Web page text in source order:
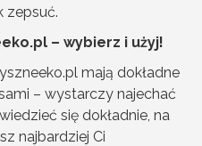
zepsuć.
– wybierz i użyj!
mają dokładne
– wystarczy najechać
się dokładnie, na
najbardziej Ci